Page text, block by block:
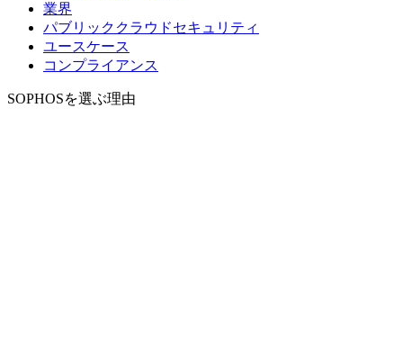
業界
パブリッククラウドセキュリティ
ユースケース
コンプライアンス
SOPHOSを選ぶ理由